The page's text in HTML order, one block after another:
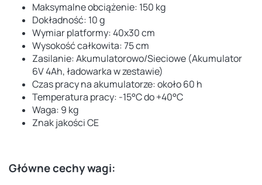
Maksymalne obciążenie: 150 kg
Dokładność: 10 g
Wymiar platformy: 40x30 cm
Wysokość całkowita: 75 cm
Zasilanie: Akumulatorowo/Sieciowe (Akumulator
6V 4Ah, ładowarka w zestawie)
Czas pracy na akumulatorze: około 60 h
Temperatura pracy: -15°C do +40°C
Waga: 9 kg
Znak jakości CE
Główne cechy wagi: